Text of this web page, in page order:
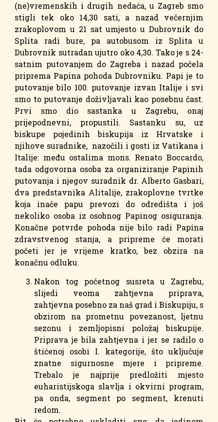
(ne)vremenskih i drugih nedaća, u Zagreb smo
stigli tek oko 14,30 sati, a nazad večernjim
zrakoplovom u 21 sat umjesto u Dubrovnik do
Splita radi bure, pa autobusom iz Splita u
Dubrovnik sutradan ujutro oko 4,30. Tako je s 24-
satnim putovanjem do Zagreba i nazad počela
priprema Papina pohoda Dubrovniku. Papi je to
putovanje bilo 100. putovanje izvan Italije i svi
smo to putovanje doživljavali kao posebnu čast.
Prvi smo dio sastanka u Zagrebu, onaj
prijepodnevni, propustili. Sastanku su, uz
biskupe pojedinih biskupija iz Hrvatske i
njihove suradnike, nazočili i gosti iz Vatikana i
Italije: među ostalima mons. Renato Boccardo,
tada odgovorna osoba za organiziranje Papinih
putovanja i njegov suradnik dr. Alberto Gasbari,
dva predstavnika Alitalije, zrakoplovne tvrtke
koja inače papu prevozi do odredišta i još
nekoliko osoba iz osobnog Papinog osiguranja.
Konačne potvrde pohoda nije bilo radi Papina
zdravstvenog stanja, a pripreme će morati
početi jer je vrijeme kratko, bez obzira na
konačnu odluku.
Nakon tog početnog susreta u Zagrebu,
slijedi veoma zahtjevna priprava,
zahtjevna posebno za naš grad i Biskupiju, s
obzirom na prometnu povezanost, ljetnu
sezonu i zemljopisni položaj biskupije.
Priprava je bila zahtjevna i jer se radilo o
štićenoj osobi I. kategorije, što uključuje
znatne sigurnosne mjere i pripreme.
Trebalo je najprije predložiti mjesto
euharistijskoga slavlja i okvirni program,
pa onda, segment po segment, krenuti
redom.